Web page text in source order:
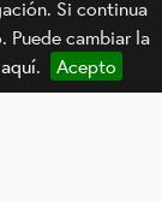
Si continua
Puede cambiar la
aquí. Acepto
por